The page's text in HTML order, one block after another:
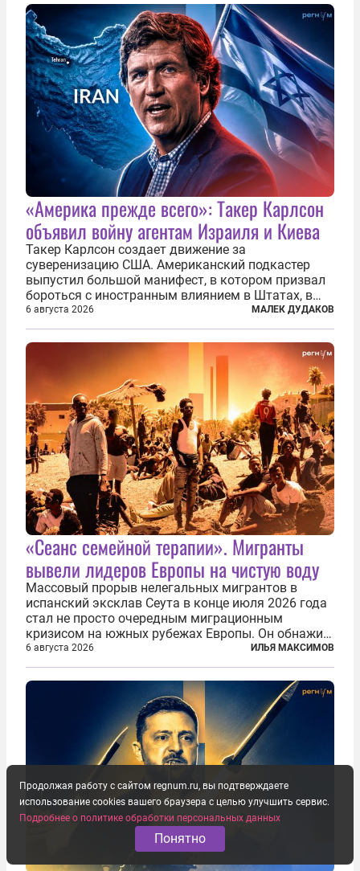
«Америка прежде всего»: Такер Карлсон
объявил войну агентам Израиля и Киева
Такер Карлсон создает движение за
суверенизацию США. Американский подкастер
выпустил большой манифест, в котором призвал
бороться с иностранным влиянием в Штатах, в
первую очередь имея в виду Израиль. А также
прекратить заморские войны, выплатить
репарации Ирану, остановить прием мигрантов...
6 августа 2026 МАЛЕК ДУДАКОВ
«Сеанс семейной терапии». Мигранты
вывели лидеров Европы на чистую воду
Массовый прорыв нелегальных мигрантов в
испанский эксклав Сеута в конце июля 2026 года
стал не просто очередным миграционным
кризисом на южных рубежах Европы. Он обнажил
фундаментальный раскол внутри Евросоюза,
продемонстрировав, что десятилетиями
выстраивавшаяся миграционная политика ЕС
6 августа 2026 ИЛЬЯ МАКСИМОВ
Продолжая работу с сайтом regnum.ru, вы подтверждаете
использование cookies вашего браузера с целью улучшить сервис.
Подробнее о политике обработки персональных данных
Понятно